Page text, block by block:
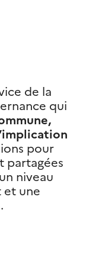
de la
qui
pour
partagées
niveau
une